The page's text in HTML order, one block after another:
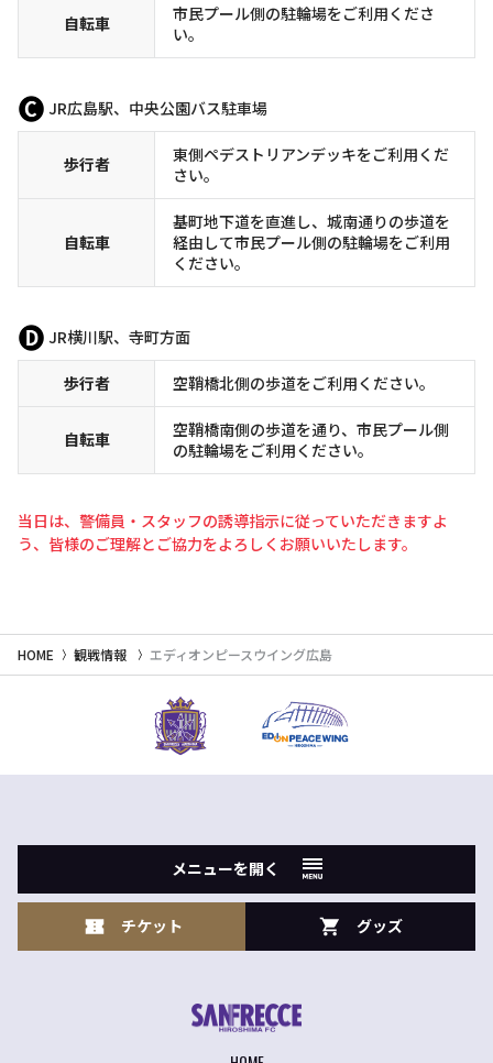
自転車
市民プール側の駐輪場をご利用くださ
い。
JR広島駅、中央公園バス駐車場
歩行者
東側ペデストリアンデッキをご利用くだ
さい。
自転車
基町地下道を直進し、城南通りの歩道を
経由して市民プール側の駐輪場をご利用
ください。
JR横川駅、寺町方面
歩行者 空鞘橋北側の歩道をご利用ください。
自転車
空鞘橋南側の歩道を通り、市民プール側
の駐輪場をご利用ください。
当日は、警備員・スタッフの誘導指示に従っていただきますよ
う、皆様のご理解とご協力をよろしくお願いいたします。
HOME 観戦情報 エディオンピースウイング広島
メニューを開く
チケット グッズ